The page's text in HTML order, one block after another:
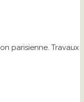
parisienne. Travaux